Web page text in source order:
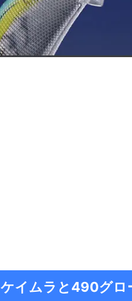
ケイムラと490グロ